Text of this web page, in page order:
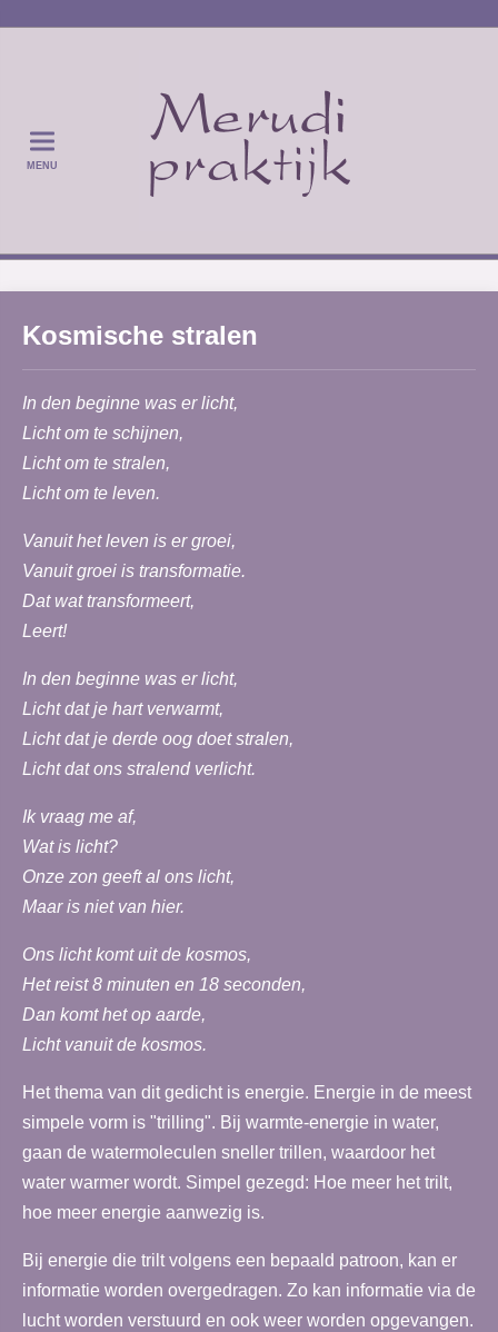
MENU
Kosmische stralen
In den beginne was er licht,
Licht om te schijnen,
Licht om te stralen,
Licht om te leven.
Vanuit het leven is er groei,
Vanuit groei is transformatie.
Dat wat transformeert,
Leert!
In den beginne was er licht,
Licht dat je hart verwarmt,
Licht dat je derde oog doet stralen,
Licht dat ons stralend verlicht.
Ik vraag me af,
Wat is licht?
Onze zon geeft al ons licht,
Maar is niet van hier.
Ons licht komt uit de kosmos,
Het reist 8 minuten en 18 seconden,
Dan komt het op aarde,
Licht vanuit de kosmos.
Het thema van dit gedicht is energie. Energie in de meest
simpele vorm is "trilling". Bij warmte-energie in water,
gaan de watermoleculen sneller trillen, waardoor het
water warmer wordt. Simpel gezegd: Hoe meer het trilt,
hoe meer energie aanwezig is.
Bij energie die trilt volgens een bepaald patroon, kan er
informatie worden overgedragen. Zo kan informatie via de
lucht worden verstuurd en ook weer worden opgevangen.